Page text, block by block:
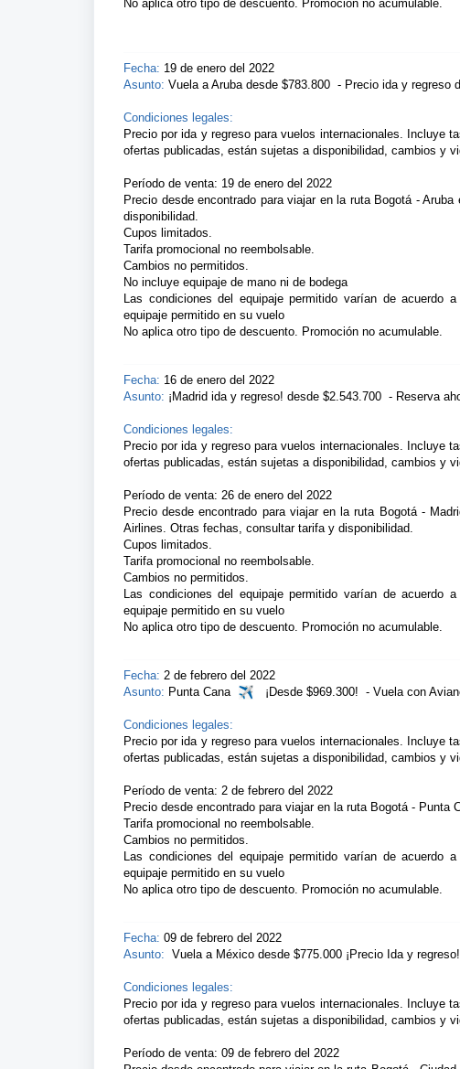
No aplica otro tipo de descuento. Promoción no acumulable.
Fecha: 19 de enero del 2022
Asunto: Vuela a Aruba desde $783.800 - Precio ida y regreso
Condiciones legales:
Precio por ida y regreso para vuelos internacionales. Incluye
ofertas publicadas, están sujetas a disponibilidad, cambios y
Período de venta: 19 de enero del 2022
Precio desde encontrado para viajar en la ruta Bogotá -
disponibilidad.
Cupos limitados.
Tarifa promocional no reembolsable.
Cambios no permitidos.
No incluye equipaje de mano ni de bodega
Las condiciones del equipaje permitido varían de acuerdo
equipaje permitido en su vuelo
No aplica otro tipo de descuento. Promoción no acumulable.
Fecha: 16 de enero del 2022
Asunto: ¡Madrid ida y regreso! desde $2.543.700 - Reserva
Condiciones legales:
Precio por ida y regreso para vuelos internacionales. Incluye
ofertas publicadas, están sujetas a disponibilidad, cambios y
Período de venta: 26 de enero del 2022
Precio desde encontrado para viajar en la ruta Bogotá -
Airlines. Otras fechas, consultar tarifa y disponibilidad.
Cupos limitados.
Tarifa promocional no reembolsable.
Cambios no permitidos.
Las condiciones del equipaje permitido varían de acuerdo
equipaje permitido en su vuelo
No aplica otro tipo de descuento. Promoción no acumulable.
Fecha: 2 de febrero del 2022
Asunto: Punta Cana ¡Desde $969.300! - Vuela con
Condiciones legales:
Precio por ida y regreso para vuelos internacionales. Incluye
ofertas publicadas, están sujetas a disponibilidad, cambios y
Período de venta: 2 de febrero del 2022
Precio desde encontrado para viajar en la ruta Bogotá -
Tarifa promocional no reembolsable.
Cambios no permitidos.
Las condiciones del equipaje permitido varían de acuerdo
equipaje permitido en su vuelo
No aplica otro tipo de descuento. Promoción no acumulable.
Fecha: 09 de febrero del 2022
Asunto: Vuela a México desde $775.000 ¡Precio Ida y
Condiciones legales:
Precio por ida y regreso para vuelos internacionales. Incluye
ofertas publicadas, están sujetas a disponibilidad, cambios y
Período de venta: 09 de febrero del 2022